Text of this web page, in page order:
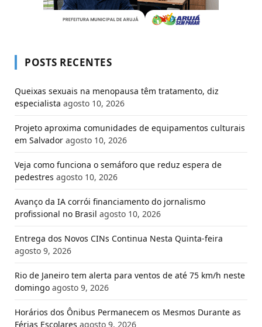
POSTS RECENTES
Queixas sexuais na menopausa têm tratamento, diz
especialista agosto 10, 2026
Projeto aproxima comunidades de equipamentos culturais
em Salvador agosto 10, 2026
Veja como funciona o semáforo que reduz espera de
pedestres agosto 10, 2026
Avanço da IA corrói financiamento do jornalismo
profissional no Brasil agosto 10, 2026
Entrega dos Novos CINs Continua Nesta Quinta-feira
agosto 9, 2026
Rio de Janeiro tem alerta para ventos de até 75 km/h neste
domingo agosto 9, 2026
Horários dos Ônibus Permanecem os Mesmos Durante as
Férias Escolares agosto 9, 2026